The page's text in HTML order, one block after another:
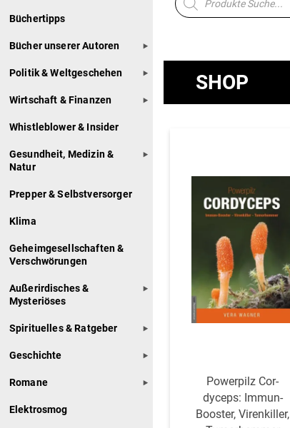
Büchertipps
Bücher unserer Autoren
Politik & Weltgeschehen
Wirtschaft & Finanzen
Whistleblower & Insider
Gesundheit, Medizin &
Natur
Prepper & Selbstversorger
Klima
Geheimgesellschaften &
Verschwörungen
Außerirdisches &
Mysteriöses
Spirituelles & Ratgeber
Geschichte
Romane
Elektrosmog
search
SHOP
Powerpilz Cor­
dyceps: Immun-
Booster, Viren­killer,